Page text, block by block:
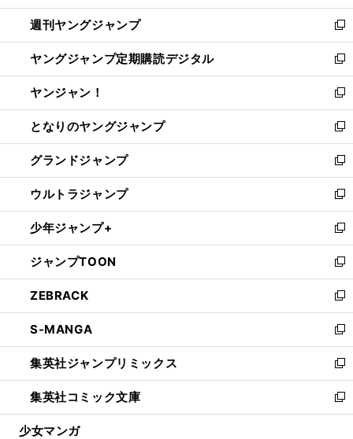
開
く
ウ
で
開
く
ン
ド
ウ
で
開
く
ウ
ィ
ン
ド
ウ
で
開
く
週刊ヤングジャンプ
新
し
い
ウ
ィ
ン
ド
ウ
で
開
く
ヤングジャンプ定期購読デジタル
新
し
い
ウ
ィ
ン
ド
ウ
で
開
く
ヤンジャン！
新
し
い
ウ
ィ
ン
ド
ウ
で
開
く
となりのヤングジャンプ
新
し
い
ウ
ィ
ン
ド
ウ
で
開
く
グランドジャンプ
新
し
い
ウ
ィ
ン
ド
ウ
で
開
く
ウルトラジャンプ
新
し
い
ウ
ィ
ン
ド
ウ
で
開
く
少年ジャンプ+
新
し
い
ウ
ィ
ン
ド
ウ
で
開
く
ジャンプTOON
新
し
い
ウ
ィ
ン
ド
ウ
で
開
ZEBRACK
新
し
い
ウ
ィ
ン
ド
ウ
S-MANGA
新
し
い
ウ
ィ
ン
集英社ジャンプリミックス
新
し
い
ウ
集英社コミック文庫
新
し
少女マンガ